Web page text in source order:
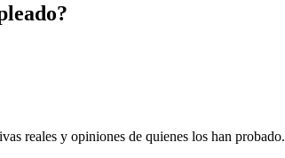
reales y opiniones de quienes los han probado.